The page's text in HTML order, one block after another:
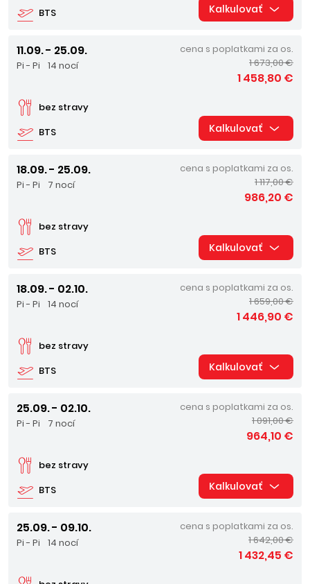
BTS Kalkulovať
11.09. - 25.09.
Pi - Pi 14 nocí
BTS
bez stravy
cena s poplatkami za os.
1 673,00 €
1 458,80 €
Kalkulovať
18.09. - 25.09.
Pi - Pi 7 nocí
BTS
bez stravy
cena s poplatkami za os.
1 117,00 €
986,20 €
Kalkulovať
18.09. - 02.10.
Pi - Pi 14 nocí
BTS
bez stravy
cena s poplatkami za os.
1 659,00 €
1 446,90 €
Kalkulovať
25.09. - 02.10.
Pi - Pi 7 nocí
BTS
bez stravy
cena s poplatkami za os.
1 091,00 €
964,10 €
Kalkulovať
25.09. - 09.10.
Pi - Pi 14 nocí
cena s poplatkami za os.
1 642,00 €
1 432,45 €